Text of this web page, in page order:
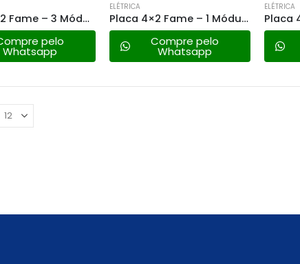
Placa 4×2 Fame – 3 Módulo Horizontal – Modulare 0085
pelo
Whatsapp
ELÉTRICA
Placa 4×2 Fame – 1 Módulo Horizontal – Modulare 0031
Compre pelo
Whatsapp
ELÉTRICA